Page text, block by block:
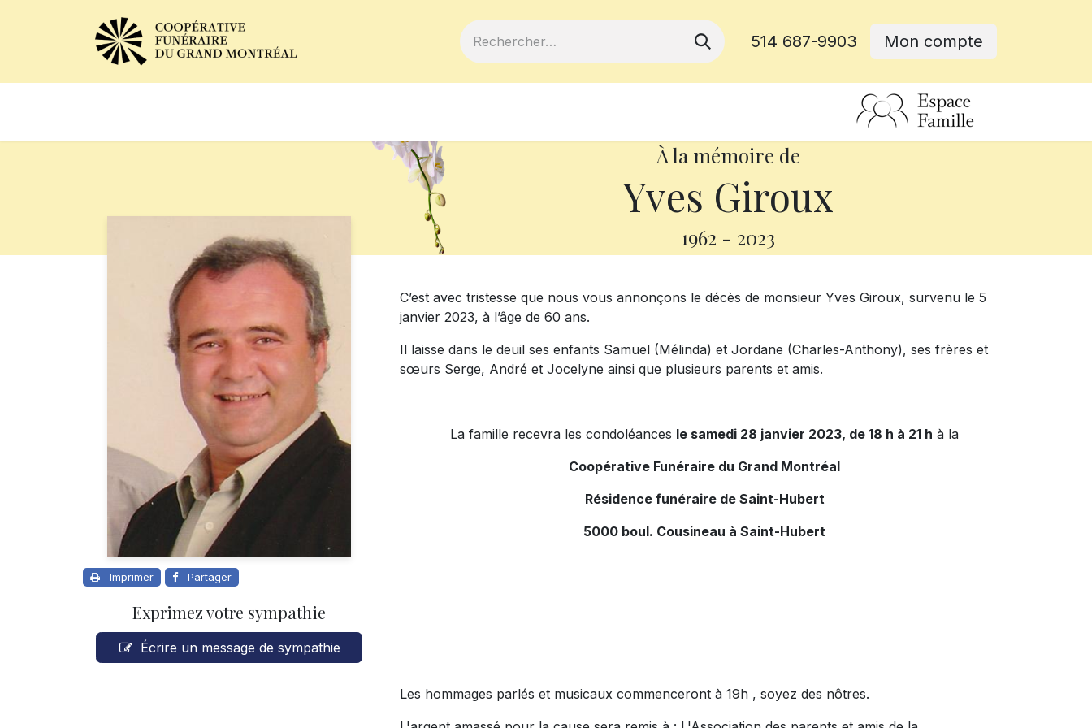
514 687-9903 Mon compte
À la mémoire de
Yves Giroux
1962 - 2023
Imprimer Partager
Exprimez votre sympathie
Écrire un message de sympathie
C’est avec tristesse que nous vous annonçons le décès de monsieur Yves Giroux, survenu le 5
janvier 2023, à l’âge de 60 ans.
Il laisse dans le deuil ses enfants Samuel (Mélinda) et Jordane (Charles-Anthony), ses frères et
sœurs Serge, André et Jocelyne ainsi que plusieurs parents et amis.
La famille recevra les condoléances le samedi 28 janvier 2023, de 18 h à 21 h à la
Coopérative Funéraire du Grand Montréal
Résidence funéraire de Saint-Hubert
5000 boul. Cousineau à Saint-Hubert
Les hommages parlés et musicaux commenceront à 19h , soyez des nôtres.